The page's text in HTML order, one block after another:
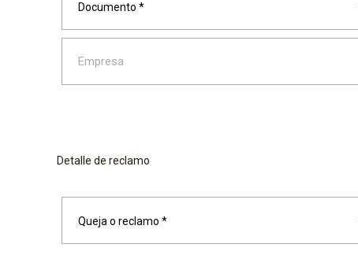
Documento *
Detalle de reclamo
Queja o reclamo *